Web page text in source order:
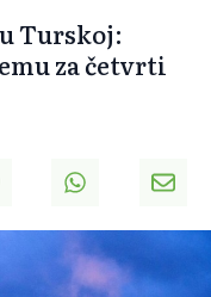
Turskoj:
za četvrti